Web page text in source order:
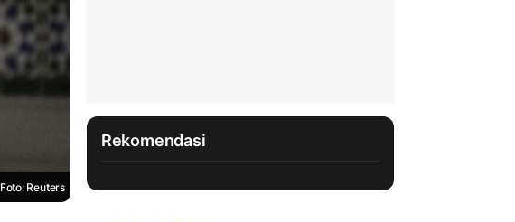
Foto: Reuters
Rekomendasi